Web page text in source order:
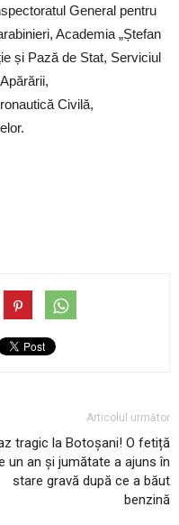
General pentru
Academia „Ștefan
și Pază de Stat, Serviciul
Civilă,
Articolul următor
tragic la Botoșani! O fetiță
un an și jumătate a ajuns în
stare gravă după ce a băut
benzină